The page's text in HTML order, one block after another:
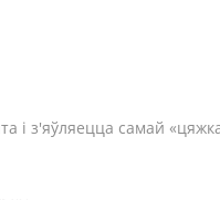
і з'яўляецца самай